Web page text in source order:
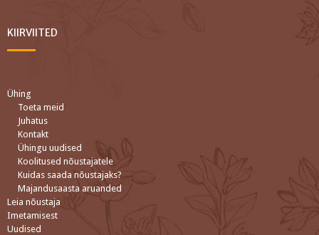
KIIRVIITED
Ühing
Toeta meid
Juhatus
Kontakt
Ühingu uudised
Koolitused nõustajatele
Kuidas saada nõustajaks?
Majandusaasta aruanded
Leia nõustaja
Imetamisest
Uudised